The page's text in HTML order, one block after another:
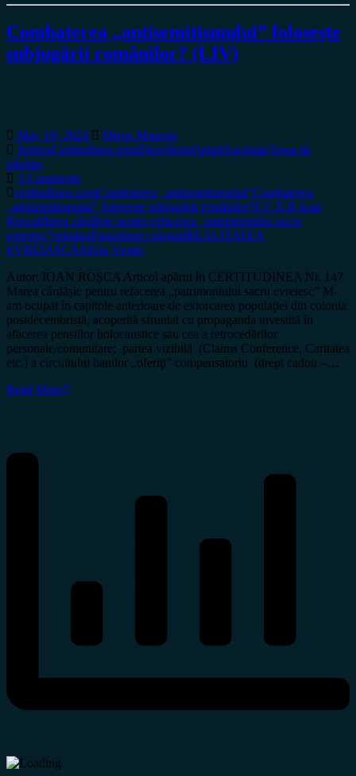
Combaterea „antisemitismului” foloseşte
subjugării românilor? (LIV)
May 19, 2024
Miron Manega
ArhivaCertitudinea printDezvăluiriOpiniiSocietateTema de
gândire
3 Comments
certitudinea.comCombaterea „antisemitismului”Combaterea
„antisemitismului” foloseşte subjugării românilor?F.C.E.R.Ioan
RoșcaMarea cârdășie pentru refacerea „patrimoniului sacru
evreiesc”ortodoxParazitism colonialREALITATEA
EVREIASCĂSilviu Vexler
Autor: IOAN ROȘCA Articol apărut în CERTITUDINEA Nr. 147
Marea cârdășie pentru refacerea „patrimoniului sacru evreiesc” M-
am ocupat în capitole anterioare de extorcarea populaţiei din colonia
postdecembristă, acoperită sfruntat cu propaganda investită în
afacerea pensiilor holocaustice sau cea a retrocedărilor
personale/comunitare; partea vizibilă (Claims Conference, Caritatea
etc.) a circuitului banilor „oferiţi” compensatoriu (drept cadou –…
Read More